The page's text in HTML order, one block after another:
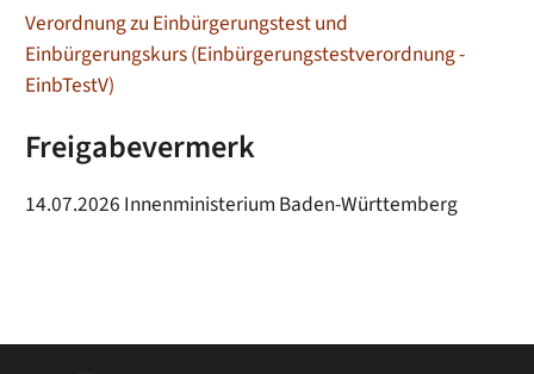
Verordnung zu Einbürgerungstest und
Einbürgerungskurs (Einbürgerungstestverordnung -
EinbTestV)
Freigabevermerk
14.07.2026 Innenministerium Baden-Württemberg